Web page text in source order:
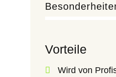
Vorteile
Wird von